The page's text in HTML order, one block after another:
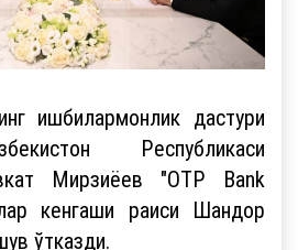
ишбилармонлик дастури
Республикаси
Мирзиёев "OTP Bank
кенгаши раиси Шандор
ўтказди.